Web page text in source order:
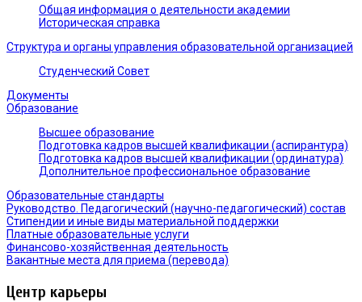
Общая информация о деятельности академии
Историческая справка
Структура и органы управления образовательной организацией
Студенческий Совет
Документы
Образование
Высшее образование
Подготовка кадров высшей квалификации (аспирантура)
Подготовка кадров высшей квалификации (ординатура)
Дополнительное профессиональное образование
Образовательные стандарты
Руководство. Педагогический (научно-педагогический) состав
Стипендии и иные виды материальной поддержки
Платные образовательные услуги
Финансово-хозяйственная деятельность
Вакантные места для приема (перевода)
Центр карьеры